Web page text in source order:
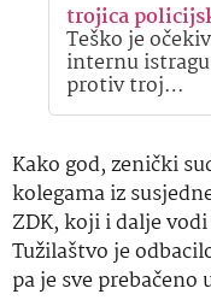
trojica
Teško je
internu
protiv troj…
Kako god, zenički
kolegama iz
ZDK, koji i dalje
Tužilaštvo je
pa je sve